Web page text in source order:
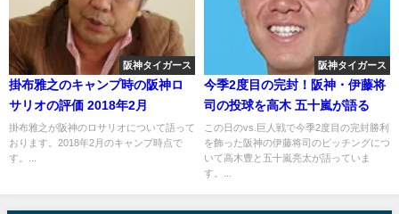
阪神タイガース
掛布雅之のキャンプ時の阪神ロ
サリオの評価 2018年2月
掛布雅之が阪神のロサリオについて語って
おります。2018年2月のキャンプ時点で
す。...
阪神タイガース
今季2度目の完封！阪神・伊藤将
司の投球を高木 五十嵐が語る
この日のvs.巨人戦で今季2度目の完封勝利
を飾った阪神の伊藤将司のピッチングにつ
いて高木豊と五十嵐亮太が語っていま
す。...